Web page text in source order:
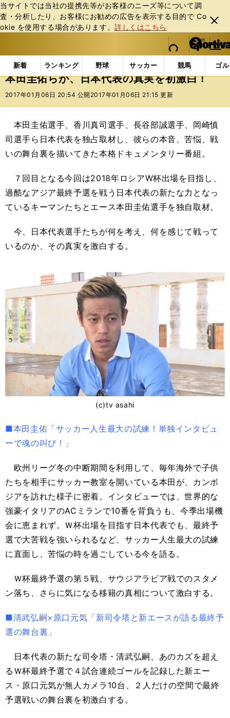
当サイトでは当社の提携先等がお客様のニーズ等について調
査・分析したり、お客様にお勧めの広告を表⽰する⽬的で Co
okie を使⽤する場合があります。詳しくはこちら
閉じ
る
web Sportiva (webスポルティーバ)
検索
マイペ
ー
ジ
メニュ
新着 ランキング 野球 サッカー 競馬 ゴ
b
ス
ポ
ル
ー
バ
インフォメーション ニュース 本田圭佑らが、日本
本田圭佑らが、日本代表の真実を初激白！
2017年01月06日 20:54 公開 2017年01月06日 21:15 更新
本田圭佑選手、香川真司選手、長谷部誠選手、岡崎慎
司選手ら日本代表を独占取材し、彼らの本音、苦悩、戦
いの舞台裏を描いてきた本格ドキュメンタリー番組。
７回目となる今回は2018年ロシアW杯出場を目指し、
過酷なアジア最終予選を戦う日本代表の新たな力となっ
ているキーマンたちとエース本田圭佑選手を独自取材。
今、日本代表選手たちが何を考え、何を感じて戦って
いるのか、その真実を激白する。
(c)tv asahi
■本田圭佑「サッカー人生最大の試練！単独インタビュ
ーで魂の叫び！」
欧州リーグ冬の中断期間を利用して、毎年海外で子供
たちを相手にサッカー教室を開いている本田が、カンボ
ジアを訪れた様子に密着。インタビューでは、世界的な
強豪イタリアのACミランで10番を背負うも、今季出場機
会に恵まれず。Ｗ杯出場を目指す日本代表でも、最終予
選で大苦戦を強いられるなど、サッカー人生最大の試練
に直面し、苦悩の時を過ごしている今を語る。
Ｗ杯最終予選の第５戦、サウジアラビア戦でのスタメ
ン落ち、さらに気になる移籍の真相について激白する。
■清武弘嗣×原口元気「新司令塔と新エースが語る最終予
選の舞台裏」
日本代表の新たな司令塔・清武弘嗣、あのカズを超え
るＷ杯最終予選で４試合連続ゴールを記録した新エー
ス・原口元気が無人カメラ10台、２人だけの空間で最終
予選戦いの舞台裏を初激白する。